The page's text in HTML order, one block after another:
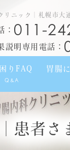
ニック｜札幌市大
： 011-
説明専用電話：
りFAQ
Q&A
胃腸
患者さ